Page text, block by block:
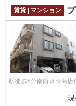
賃貸 | マンション
駅徒歩6分南向き☆商店
現